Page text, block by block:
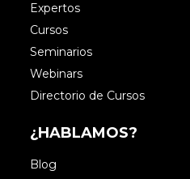
Expertos
Cursos
Seminarios
Webinars
Directorio de Cursos
¿HABLAMOS?
Blog